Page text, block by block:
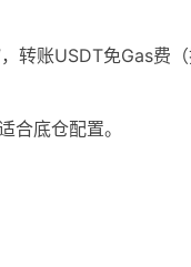
转账USDT免Gas费
合底仓配置。